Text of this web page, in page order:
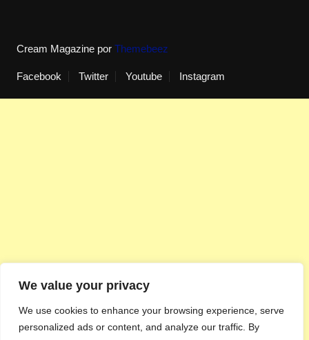
We value your privacy
We use cookies to enhance your browsing experience, serve
personalized ads or content, and analyze our traffic. By
Cream Magazine por Themebeez
Facebook Twitter Youtube Instagram